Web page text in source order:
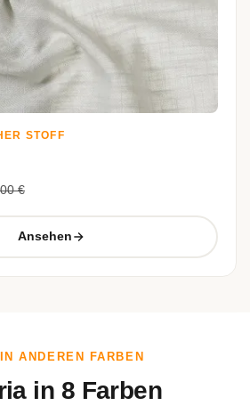
STOFF
€
Ansehen
ANDEREN FARBEN
in 8 Farben